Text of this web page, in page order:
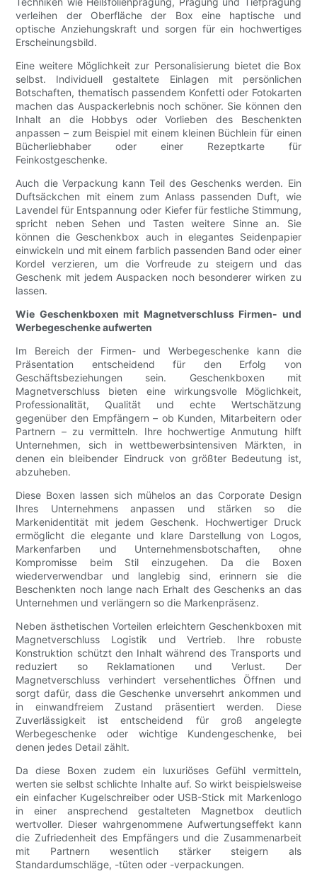
verleihen der Oberfläche der Box eine haptische und
optische Anziehungskraft und sorgen für ein hochwertiges
Erscheinungsbild.
Eine weitere Möglichkeit zur Personalisierung bietet die Box
selbst. Individuell gestaltete Einlagen mit persönlichen
Botschaften, thematisch passendem Konfetti oder Fotokarten
machen das Auspackerlebnis noch schöner. Sie können den
Inhalt an die Hobbys oder Vorlieben des Beschenkten
anpassen – zum Beispiel mit einem kleinen Büchlein für einen
Bücherliebhaber oder einer Rezeptkarte für
Feinkostgeschenke.
Auch die Verpackung kann Teil des Geschenks werden. Ein
Duftsäckchen mit einem zum Anlass passenden Duft, wie
Lavendel für Entspannung oder Kiefer für festliche Stimmung,
spricht neben Sehen und Tasten weitere Sinne an. Sie
können die Geschenkbox auch in elegantes Seidenpapier
einwickeln und mit einem farblich passenden Band oder einer
Kordel verzieren, um die Vorfreude zu steigern und das
Geschenk mit jedem Auspacken noch besonderer wirken zu
lassen.
Wie Geschenkboxen mit Magnetverschluss Firmen- und
Werbegeschenke aufwerten
Im Bereich der Firmen- und Werbegeschenke kann die
Präsentation entscheidend für den Erfolg von
Geschäftsbeziehungen sein. Geschenkboxen mit
Magnetverschluss bieten eine wirkungsvolle Möglichkeit,
Professionalität, Qualität und echte Wertschätzung
gegenüber den Empfängern – ob Kunden, Mitarbeitern oder
Partnern – zu vermitteln. Ihre hochwertige Anmutung hilft
Unternehmen, sich in wettbewerbsintensiven Märkten, in
denen ein bleibender Eindruck von größter Bedeutung ist,
abzuheben.
Diese Boxen lassen sich mühelos an das Corporate Design
Ihres Unternehmens anpassen und stärken so die
Markenidentität mit jedem Geschenk. Hochwertiger Druck
ermöglicht die elegante und klare Darstellung von Logos,
Markenfarben und Unternehmensbotschaften, ohne
Kompromisse beim Stil einzugehen. Da die Boxen
wiederverwendbar und langlebig sind, erinnern sie die
Beschenkten noch lange nach Erhalt des Geschenks an das
Unternehmen und verlängern so die Markenpräsenz.
Neben ästhetischen Vorteilen erleichtern Geschenkboxen mit
Magnetverschluss Logistik und Vertrieb. Ihre robuste
Konstruktion schützt den Inhalt während des Transports und
reduziert so Reklamationen und Verlust. Der
Magnetverschluss verhindert versehentliches Öffnen und
sorgt dafür, dass die Geschenke unversehrt ankommen und
in einwandfreiem Zustand präsentiert werden. Diese
Zuverlässigkeit ist entscheidend für groß angelegte
Werbegeschenke oder wichtige Kundengeschenke, bei
denen jedes Detail zählt.
Da diese Boxen zudem ein luxuriöses Gefühl vermitteln,
werten sie selbst schlichte Inhalte auf. So wirkt beispielsweise
ein einfacher Kugelschreiber oder USB-Stick mit Markenlogo
in einer ansprechend gestalteten Magnetbox deutlich
wertvoller. Dieser wahrgenommene Aufwertungseffekt kann
die Zufriedenheit des Empfängers und die Zusammenarbeit
mit Partnern wesentlich stärker steigern als
Standardumschläge, -tüten oder -verpackungen.